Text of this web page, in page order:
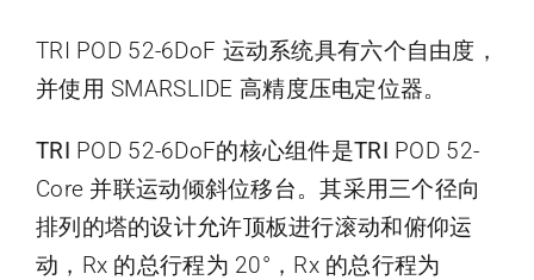
TRI POD 52-6DoF 运动系统具有六个自由度，
并使用 SMARSLIDE 高精度压电定位器。
TRI POD 52-6DoF的核心组件是TRI POD 52-
Core 并联运动倾斜位移台。其采用三个径向
排列的塔的设计允许顶板进行滚动和俯仰运
动，Rx 的总行程为 20°，Rx 的总行程为